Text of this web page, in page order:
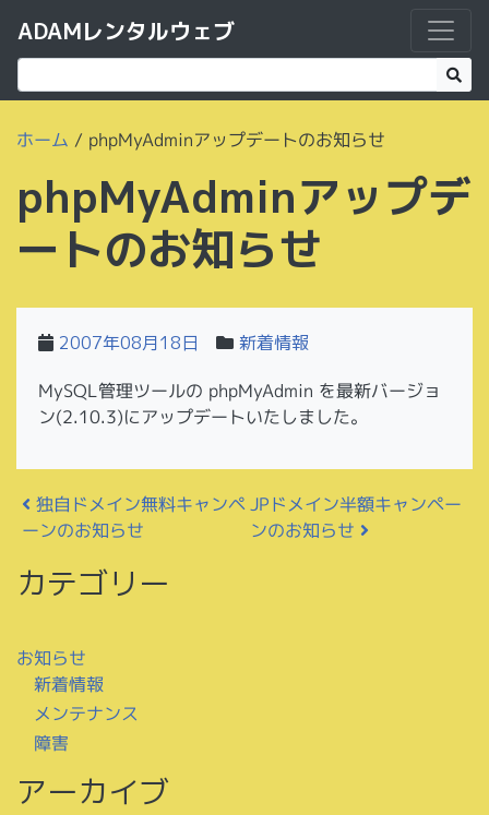
ADAMレンタルウェブ
ホーム / phpMyAdminアップデートのお知らせ
phpMyAdminアップデ
ートのお知らせ
2007年08月18日 新着情報
MySQL管理ツールの phpMyAdmin を最新バージョ
ン(2.10.3)にアップデートいたしました。
投稿ナビゲーション
独自ドメイン無料キャンペ
ーンのお知らせ
JPドメイン半額キャンペー
ンのお知らせ
カテゴリー
お知らせ
新着情報
メンテナンス
障害
アーカイブ